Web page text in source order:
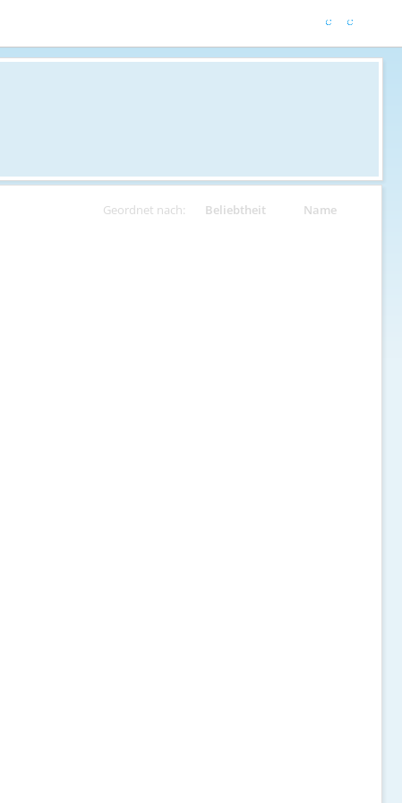
Geordnet nach: Beliebtheit Name